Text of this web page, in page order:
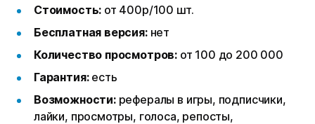
Стоимость: от 400р/100 шт.
Бесплатная версия: нет
Количество просмотров: от 100 до 200 000
Гарантия: есть
Возможности: рефералы в игры, подписчики,
лайки, просмотры, голоса, репосты,